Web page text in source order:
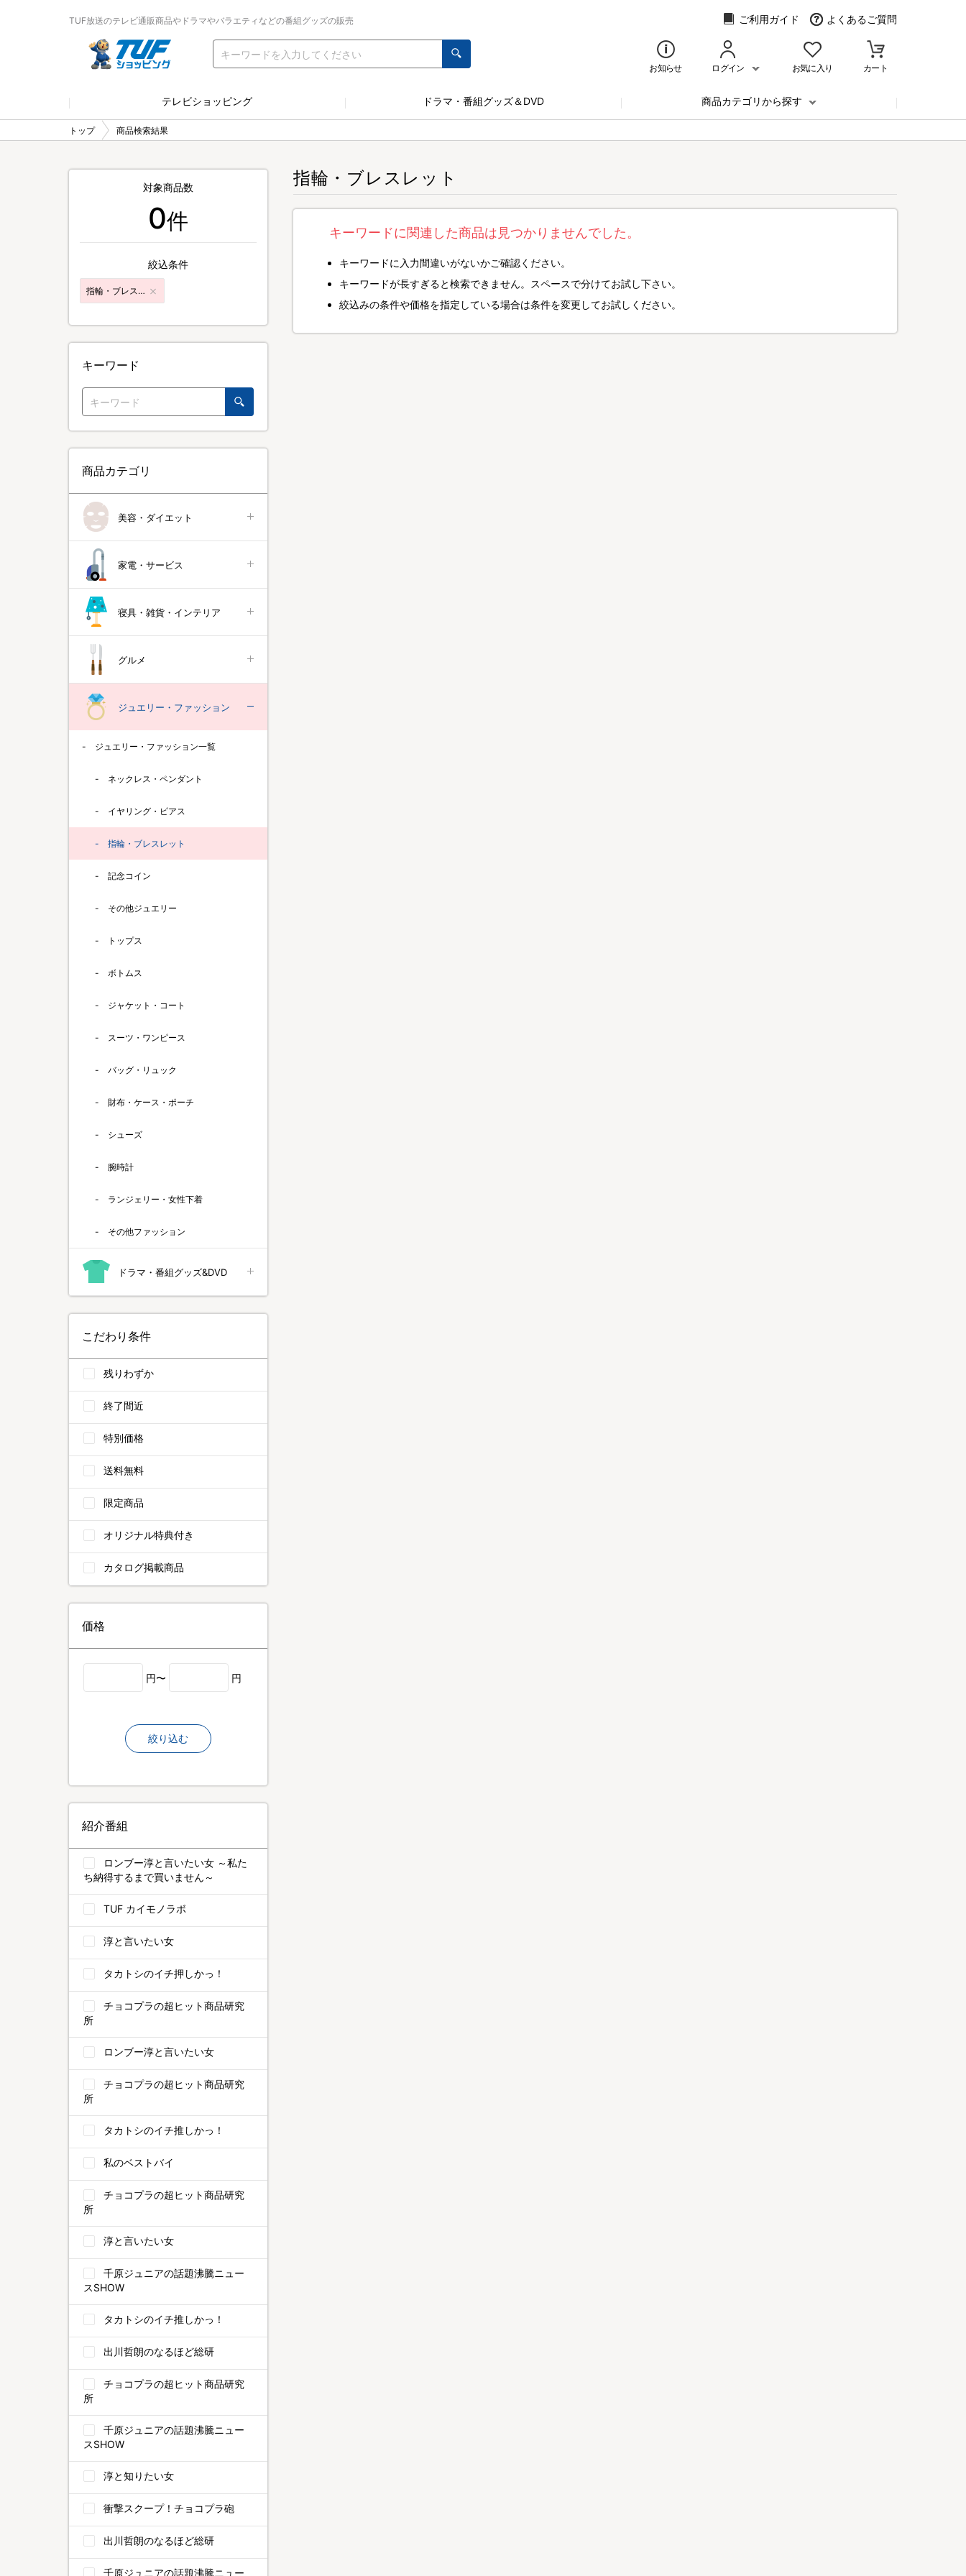
TUF放送のテレビ通販商品やドラマやバラエティなどの番組グッズの販売 ご利用ガイド よくあるご質問
お知らせ ログイン お気に入り カート
テレビショッピング ドラマ・番組グッズ＆DVD 商品カテゴリから探す
トップ 商品検索結果
指輪・ブレスレット
キーワードに関連した商品は見つかりませんでした。
キーワードに入力間違いがないかご確認ください。
キーワードが長すぎると検索できません。スペースで分けてお試し下さい。
絞込みの条件や価格を指定している場合は条件を変更してお試しください。
対象商品数
0件
絞込条件
指輪・ブレスレット
キーワード
商品カテゴリ
美容・ダイエット
家電・サービス
寝具・雑貨・インテリア
グルメ
ジュエリー・ファッション
ジュエリー・ファッション一覧
ネックレス・ペンダント
イヤリング・ピアス
指輪・ブレスレット
記念コイン
その他ジュエリー
トップス
ボトムス
ジャケット・コート
スーツ・ワンピース
バッグ・リュック
財布・ケース・ポーチ
シューズ
腕時計
ランジェリー・女性下着
その他ファッション
ドラマ・番組グッズ&DVD
こだわり条件
残りわずか
終了間近
特別価格
送料無料
限定商品
オリジナル特典付き
カタログ掲載商品
価格
円〜 円
絞り込む
紹介番組
ロンブー淳と言いたい女 ～私た
ち納得するまで買いません～
TUF カイモノラボ
淳と言いたい女
タカトシのイチ押しかっ！
チョコプラの超ヒット商品研究
所
ロンブー淳と言いたい女
チョコプラの超ヒット商品研究
所
タカトシのイチ推しかっ！
私のベストバイ
チョコプラの超ヒット商品研究
所
淳と言いたい女
千原ジュニアの話題沸騰ニュー
スSHOW
タカトシのイチ推しかっ！
出川哲朗のなるほど総研
チョコプラの超ヒット商品研究
所
千原ジュニアの話題沸騰ニュー
スSHOW
淳と知りたい女
衝撃スクープ！チョコプラ砲
出川哲朗のなるほど総研
千原ジュニアの話題沸騰ニュー